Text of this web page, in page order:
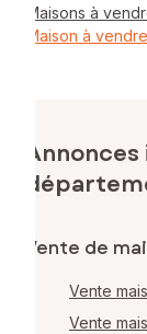
Maisons à
Maison à
Vente de
Vente
Vente